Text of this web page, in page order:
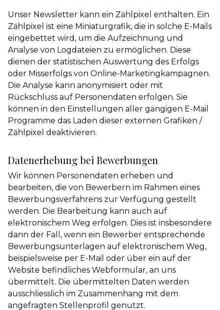
Unser Newsletter kann ein Zählpixel enthalten. Ein
Zählpixel ist eine Miniaturgrafik, die in solche E-Mails
eingebettet wird, um die Aufzeichnung und
Analyse von Logdateien zu ermöglichen. Diese
dienen der statistischen Auswertung des Erfolgs
oder Misserfolgs von Online-Marketingkampagnen.
Die Analyse kann anonymisiert oder mit
Rückschluss auf Personendaten erfolgen. Sie
können in den Einstellungen aller gängigen E-Mail
Programme das Laden dieser externen Grafiken /
Zählpixel deaktivieren.
Datenerhebung bei Bewerbungen
Wir können Personendaten erheben und
bearbeiten, die von Bewerbern im Rahmen eines
Bewerbungsverfahrens zur Verfügung gestellt
werden. Die Bearbeitung kann auch auf
elektronischem Weg erfolgen. Dies ist insbesondere
dann der Fall, wenn ein Bewerber entsprechende
Bewerbungsunterlagen auf elektronischem Weg,
beispielsweise per E-Mail oder über ein auf der
Website befindliches Webformular, an uns
übermittelt. Die übermittelten Daten werden
ausschliesslich im Zusammenhang mit dem
angefragten Stellenprofil genutzt.